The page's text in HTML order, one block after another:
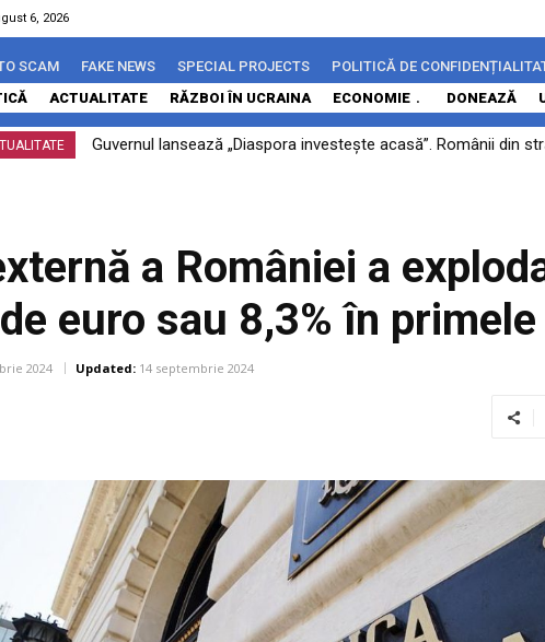
6, 2026
SCAM FAKE NEWS SPECIAL PROJECTS
POLITICĂ DE
ACTUALITATE RĂZBOI ÎN UCRAINA ECONOMIE DONEAZĂ
Guvernul lansează „Diaspora investește acasă”. Românii din
Întrebat dacă își cere scuze românilor cu privire la situaţia
a României a
euro sau 8,3% în
2024 Updated: 14 septembrie 2024